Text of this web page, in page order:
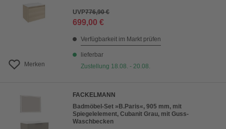
Merken
UVP776,90 €
699,00 €
Verfügbarkeit im Markt prüfen
lieferbar
Zustellung 18.08. - 20.08.
FACKELMANN
Badmöbel-Set »B.Paris«, 905 mm, mit
Spiegelelement, Cubanit Grau, mit Guss-
Waschbecken